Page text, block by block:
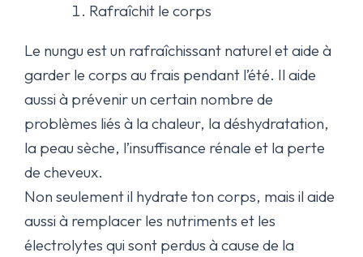
Rafraîchit le corps
Le nungu est un rafraîchissant naturel et aide à
garder le corps au frais pendant l’été. Il aide
aussi à prévenir un certain nombre de
problèmes liés à la chaleur, la déshydratation,
la peau sèche, l’insuffisance rénale et la perte
de cheveux.
Non seulement il hydrate ton corps, mais il aide
aussi à remplacer les nutriments et les
électrolytes qui sont perdus à cause de la